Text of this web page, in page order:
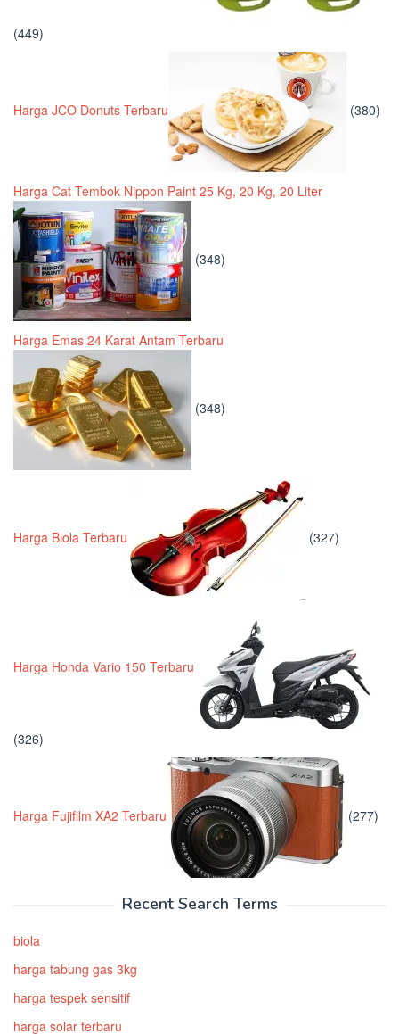
(449)
Harga JCO Donuts Terbaru (380)
Harga Cat Tembok Nippon Paint 25 Kg, 20 Kg, 20 Liter
(348)
Harga Emas 24 Karat Antam Terbaru
(348)
Harga Biola Terbaru (327)
Harga Honda Vario 150 Terbaru
(326)
Harga Fujifilm XA2 Terbaru (277)
Recent Search Terms
biola
harga tabung gas 3kg
harga tespek sensitif
harga solar terbaru